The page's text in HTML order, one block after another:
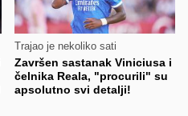
Trajao je nekoliko sati
Završen sastanak Viniciusa i
čelnika Reala, "procurili" su
apsolutno svi detalji!